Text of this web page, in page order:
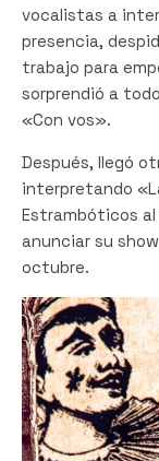
vocalistas a
presencia,
trabajo para
sorprendió a
«Con vos».
Después, llegó
interpretando
Estrambóticos
anunciar su
octubre.